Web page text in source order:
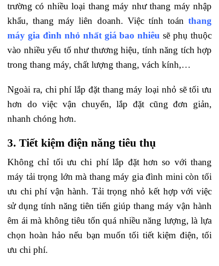
trường có nhiều loại thang máy như thang máy nhập
khẩu, thang máy liên doanh. Việc tính toán thang
máy gia đình nhỏ nhất giá bao nhiêu sẽ phụ thuộc
vào nhiều yếu tố như thương hiệu, tính năng tích hợp
trong thang máy, chất lượng thang, vách kính,…
Ngoài ra, chi phí lắp đặt thang máy loại nhỏ sẽ tối ưu
hơn do việc vận chuyển, lắp đặt cũng đơn giản,
nhanh chóng hơn.
3. Tiết kiệm điện năng tiêu thụ
Không chỉ tối ưu chi phí lắp đặt hơn so với thang
máy tải trọng lớn mà thang máy gia đình mini còn tối
ưu chi phí vận hành. Tải trọng nhỏ kết hợp với việc
sử dụng tính năng tiên tiến giúp thang máy vận hành
êm ái mà không tiêu tốn quá nhiều năng lượng, là lựa
chọn hoàn hảo nếu bạn muốn tối tiết kiệm điện, tối
ưu chi phí.